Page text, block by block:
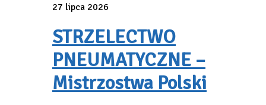
27 lipca 2026
STRZELECTWO
PNEUMATYCZNE –
Mistrzostwa Polski